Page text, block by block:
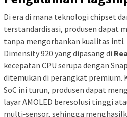
Di era di mana teknologi chipset
terstandardisasi, produsen dapat
tanpa mengorbankan kualitas inti.
Dimensity 920 yang dipasang di
kecepatan CPU serupa dengan
ditemukan di perangkat premium.
SoC ini turun, produsen dapat
layar AMOLED beresolusi tinggi
multi‑sensor, sehingga